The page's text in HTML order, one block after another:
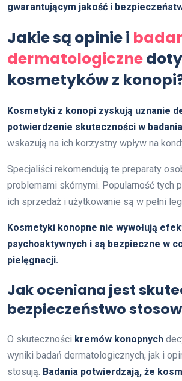
gwarantującym jakość i
Jakie są opinie i
dermatologiczne
kosmetyków z
Kosmetyki z konopi zyskują uznanie
potwierdzenie skuteczności w
wskazują na ich korzystny wpływ na
Specjaliści rekomendują te preparaty
problemami skórnymi. Popularność tych
ich sprzedaż i użytkowanie są w pełni
Kosmetyki konopne nie wywołują
psychoaktywnych i są bezpieczne w
pielęgnacji.
Jak oceniana jest
bezpieczeństwo
O skuteczności kremów konopnych
wyniki badań dermatologicznych, jak i
stosują. Badania potwierdzają, że